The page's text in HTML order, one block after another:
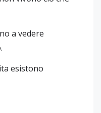
a vedere
esistono